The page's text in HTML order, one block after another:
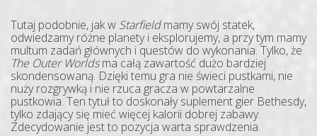
Tutaj podobnie, jak w Starfieldmamy swój statek,
odwiedzamy różne planety i eksplorujemy, a przy tym mamy
multum zadań głównych i questów do wykonania. Tylko, że
The Outer Worldsma całą zawartość dużo bardziej
skondensowaną. Dzięki temu gra nie świeci pustkami, nie
nuży rozgrywką i nie rzuca gracza w powtarzalne
pustkowia. Ten tytuł to doskonały suplement gier Bethesdy,
tylko zdający się mieć więcej kalorii dobrej zabawy.
Zdecydowanie jest to pozycja warta sprawdzenia.